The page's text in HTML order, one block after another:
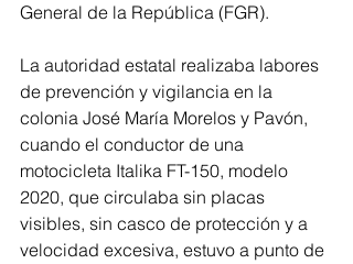
General de la República (FGR).
La autoridad estatal realizaba labores
de prevención y vigilancia en la
colonia José María Morelos y Pavón,
cuando el conductor de una
motocicleta Italika FT-150, modelo
2020, que circulaba sin placas
visibles, sin casco de protección y a
velocidad excesiva, estuvo a punto de